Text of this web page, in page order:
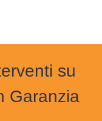
su
Garanzia